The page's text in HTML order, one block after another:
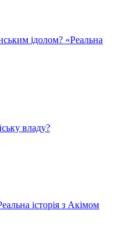
ідолом? «Реальна
владу?
історія з Акімом